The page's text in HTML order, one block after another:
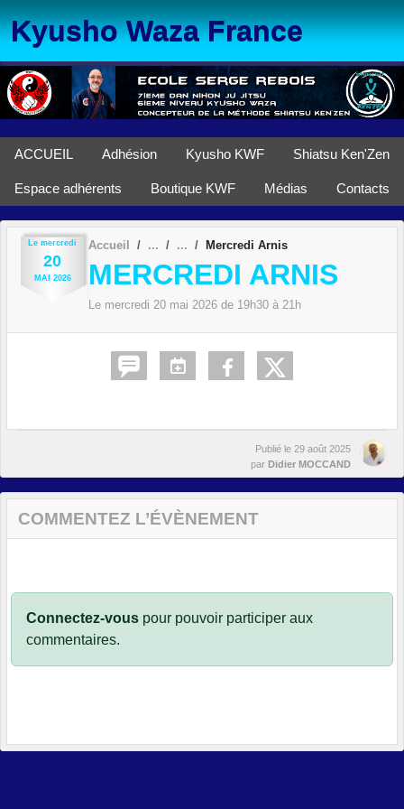
Kyusho Waza France
ACCUEIL Adhésion Kyusho KWF Shiatsu Ken'Zen
Espace adhérents Boutique KWF Médias Contacts
Le mercredi
20
MAI 2026
Accueil Mercredi Arnis
MERCREDI ARNIS
Le mercredi 20 mai 2026 de 19h30 à 21h
Publié le 29 août 2025
par Didier MOCCAND
COMMENTEZ L’ÉVÈNEMENT
Connectez-vous pour pouvoir participer aux
commentaires.